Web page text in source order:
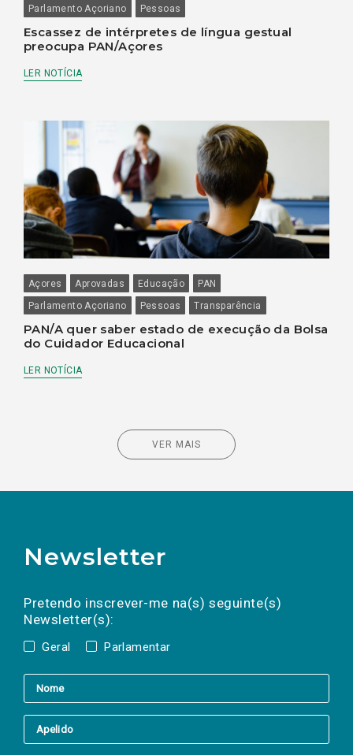
Parlamento Açoriano
Pessoas
Escassez de intérpretes de língua gestual
preocupa PAN/Açores
LER NOTÍCIA
Açores Aprovadas Educação
PAN
Parlamento Açoriano
Pessoas Transparência
PAN/A quer saber estado de execução da Bolsa
do Cuidador Educacional
LER NOTÍCIA
VER MAIS
Newsletter
Pretendo inscrever-me na(s) seguinte(s)
Newsletter(s):
Geral Parlamentar
a(s) newsletter(s).
mail